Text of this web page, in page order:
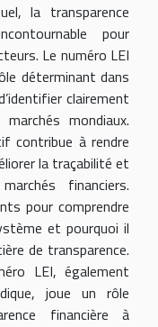
la transparence
pour
Le numéro LEI
déterminant dans
clairement
mondiaux.
contribue à rendre
la traçabilité et
financiers.
pour comprendre
et pourquoi il
de transparence.
LEI, également
joue un rôle
financière à